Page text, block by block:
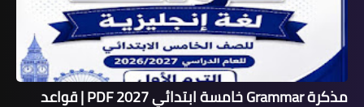
مذكرة Grammar خامسة ابتدائي 2027 PDF | قواعد